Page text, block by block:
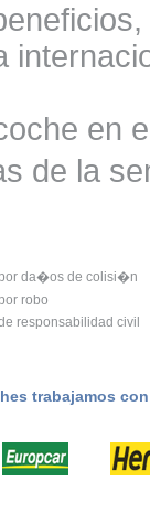
en
de la
da�os de colisi�n
robo
responsabilidad civil
trabajamos